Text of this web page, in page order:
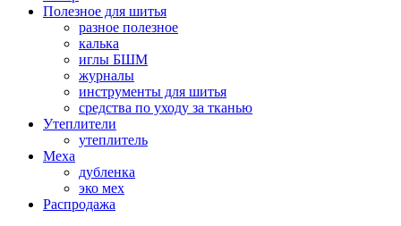
Полезное для шитья
разное полезное
калька
иглы БШМ
журналы
инструменты для шитья
средства по уходу за тканью
Утеплители
утеплитель
Меха
дубленка
эко мех
Распродажа